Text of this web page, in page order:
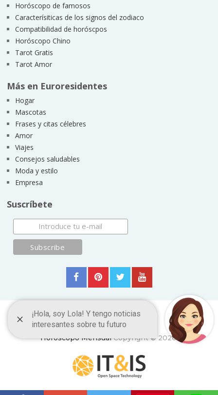
Horóscopo de famosos
Caracterísiticas de los signos del zodiaco
Compatibilidad de horóscpos
Horóscopo Chino
Tarot Gratis
Tarot Amor
Más en Euroresidentes
Hogar
Mascotas
Frases y citas célebres
Amor
Viajes
Consejos saludables
Moda y estilo
Empresa
Suscríbete
Horóscopo Mensual Copyright © 2026.